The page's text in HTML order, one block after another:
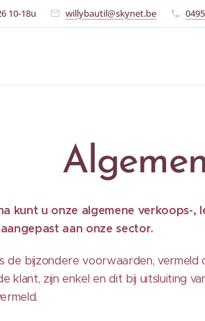
10-18u willybautil@skynet.be
kunt u onze algemene verkoops-
aan onze sector.
de bijzondere voorwaarden,
klant, zijn enkel en dit bij uitsluiting